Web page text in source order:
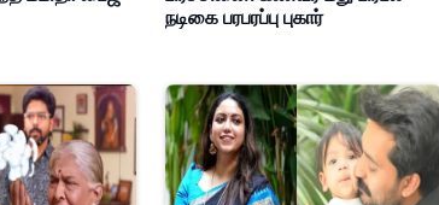
நடிகை பரபரப்பு புகார்